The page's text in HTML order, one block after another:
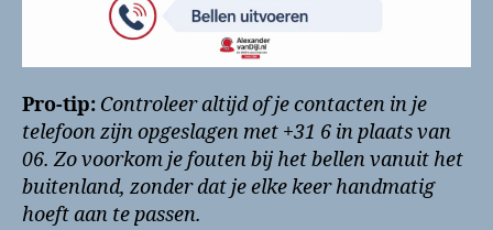
Pro-tip: Controleer altijd of je contacten in je
telefoon zijn opgeslagen met +31 6 in plaats van
06. Zo voorkom je fouten bij het bellen vanuit het
buitenland, zonder dat je elke keer handmatig
hoeft aan te passen.